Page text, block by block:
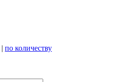
| по количеству